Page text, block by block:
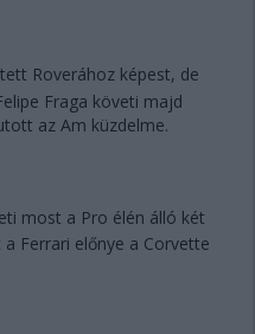
Roverához képest, de
Fraga követi majd
az Am küzdelme.
most a Pro élén álló két
Ferrari előnye a Corvette